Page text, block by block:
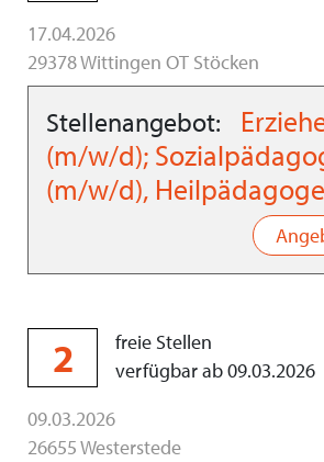
17.04.2026
29378 Wittingen OT Stöcken
Stellenangebot:
(m/w/d);
(m/w/d),
2
freie Stellen
verfügbar ab 09.03.2026
09.03.2026
26655 Westerstede